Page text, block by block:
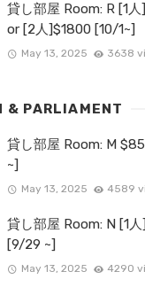
貸し部屋 Room: R [1
or [2人]$1800 [10/1~]
May 13, 2025 3638
& PARLIAMENT
貸し部屋 Room: M
~]
May 13, 2025 4589
貸し部屋 Room: N [1
[9/29 ~]
May 13, 2025 4290